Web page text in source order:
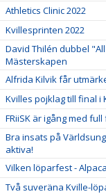
Athletics Clinic 2022
Kvillesprinten 2022
David Thilén dubbel
Mästerskapen
Alfrida Kilvik får
Kvilles pojklag till final i
FRiiSK är igång med full
Bra insats på
aktiva!
Vilken löparfest -
Två suveräna Kville-